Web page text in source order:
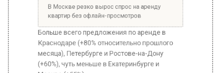
Больше всего предложения по аренде в
Краснодаре (+80% относительно прошлого
месяца), Петербурге и Ростове-на-Дону
(+60%), чуть меньше в Екатеринбурге и
Москве (+55%).